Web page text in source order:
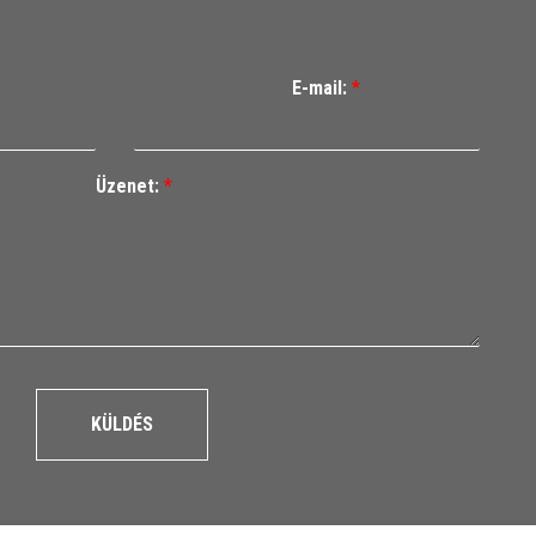
E-mail: *
Üzenet: *
KÜLDÉS